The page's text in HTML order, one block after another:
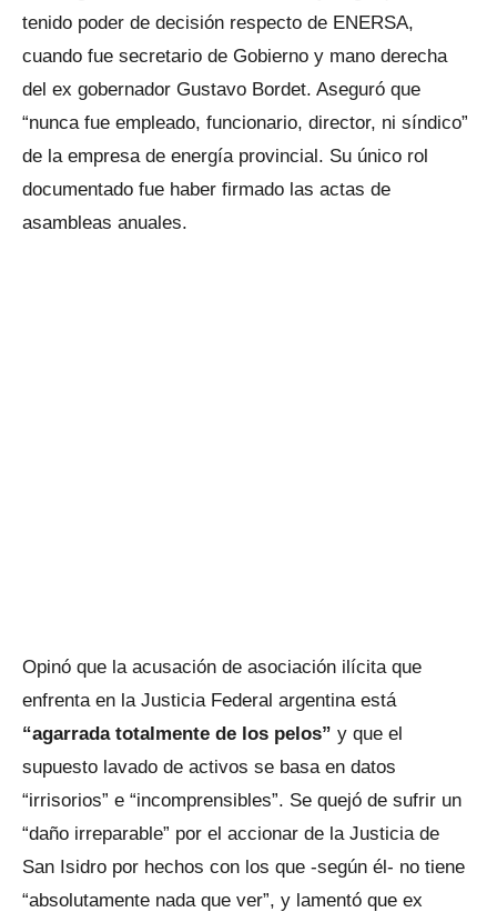
tenido poder de decisión respecto de ENERSA,
cuando fue secretario de Gobierno y mano derecha
del ex gobernador Gustavo Bordet. Aseguró que
“nunca fue empleado, funcionario, director, ni síndico”
de la empresa de energía provincial. Su único rol
documentado fue haber firmado las actas de
asambleas anuales.
Opinó que la acusación de asociación ilícita que
enfrenta en la Justicia Federal argentina está
“agarrada totalmente de los pelos” y que el
supuesto lavado de activos se basa en datos
“irrisorios” e “incomprensibles”. Se quejó de sufrir un
“daño irreparable” por el accionar de la Justicia de
San Isidro por hechos con los que -según él- no tiene
“absolutamente nada que ver”, y lamentó que ex